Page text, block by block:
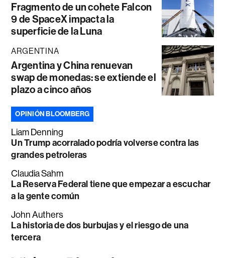
Fragmento de un cohete Falcon
9 de SpaceX impacta la
superficie de la Luna
ARGENTINA
Argentina y China renuevan
swap de monedas: se extiende el
plazo a cinco años
OPINIÓN BLOOMBERG
Liam Denning
Un Trump acorralado podría volverse contra las
grandes petroleras
Claudia Sahm
La Reserva Federal tiene que empezar a escuchar
a la gente común
John Authers
La historia de dos burbujas y el riesgo de una
tercera